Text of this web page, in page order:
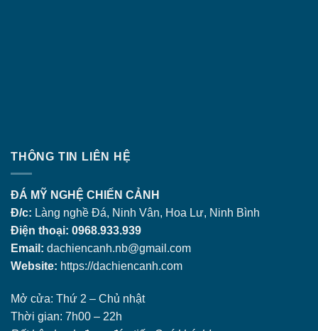
THÔNG TIN LIÊN HỆ
ĐÁ MỸ NGHỆ CHIẾN CẢNH
Đ/c: Làng nghề Đá, Ninh Vân, Hoa Lư, Ninh Bình
Điện thoại: 0968.933.939
Email: dachiencanh.nb@gmail.com
Website: https://dachiencanh.com
Mở cửa: Thứ 2 – Chủ nhật
Thời gian: 7h00 – 22h